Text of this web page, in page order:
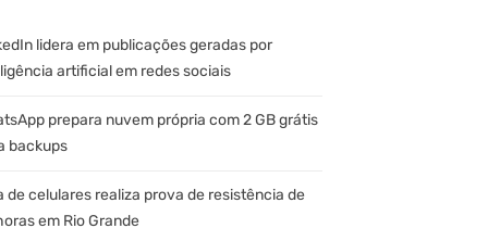
lidera em publicações geradas por
artificial em redes sociais
prepara nuvem própria com 2 GB grátis
backups
de celulares realiza prova de resistência de
em Rio Grande